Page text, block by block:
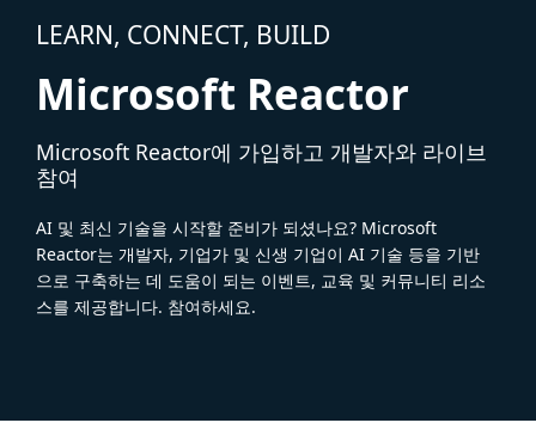
LEARN, CONNECT, BUILD
Microsoft Reactor
Microsoft Reactor에 가입하고 개발자와 라이브
참여
AI 및 최신 기술을 시작할 준비가 되셨나요? Microsoft
Reactor는 개발자, 기업가 및 신생 기업이 AI 기술 등을 기반
으로 구축하는 데 도움이 되는 이벤트, 교육 및 커뮤니티 리소
스를 제공합니다. 참여하세요.